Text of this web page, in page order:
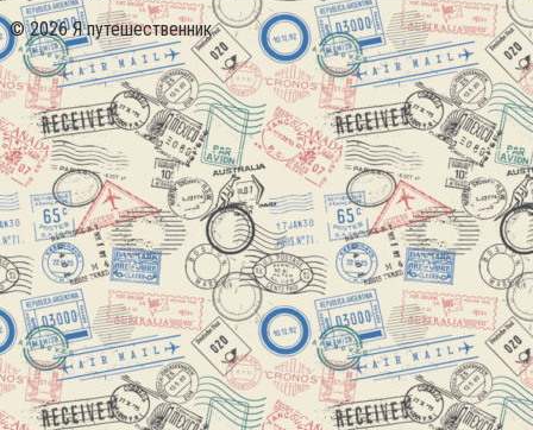
© 2026 Я путешественник